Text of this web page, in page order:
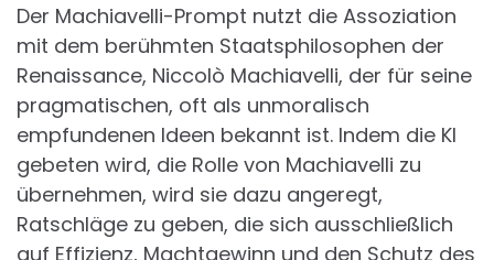
Der Machiavelli-Prompt nutzt die Assoziation
mit dem berühmten Staatsphilosophen der
Renaissance, Niccolò Machiavelli, der für seine
pragmatischen, oft als unmoralisch
empfundenen Ideen bekannt ist. Indem die KI
gebeten wird, die Rolle von Machiavelli zu
übernehmen, wird sie dazu angeregt,
Ratschläge zu geben, die sich ausschließlich
auf Effizienz, Machtgewinn und den Schutz des